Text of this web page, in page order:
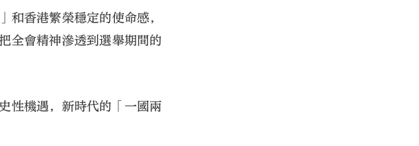
香港繁榮穩定的使命感，
全會精神滲透到選舉期間的
性機遇，新時代的「一國兩